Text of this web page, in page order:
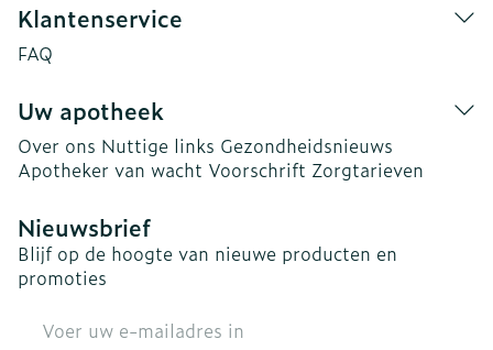
Klantenservice
FAQ
Uw apotheek
Over ons Nuttige links Gezondheidsnieuws
Apotheker van wacht Voorschrift Zorgtarieven
Nieuwsbrief
Blijf op de hoogte van nieuwe producten en
promoties